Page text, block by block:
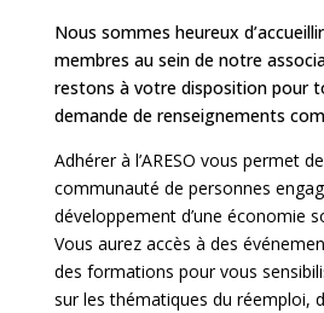
Nous sommes heureux
membres au sein de notre
restons à votre disposition pour
demande de renseignements
Adhérer à l’ARESO vous permet
communauté de personnes
développement d’une économie
Vous aurez accès à des
des formations pour vous
sur les thématiques du réemploi,